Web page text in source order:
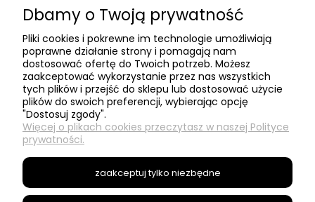
- Moje konto -
- Informacje -
- O nas -
Dbamy o Twoją prywatność
Pliki cookies i pokrewne im technologie umożliwiają
poprawne działanie strony i pomagają nam
dostosować ofertę do Twoich potrzeb. Możesz
zaakceptować wykorzystanie przez nas wszystkich
tych plików i przejść do sklepu lub dostosować użycie
plików do swoich preferencji, wybierając opcję
"Dostosuj zgody".
Więcej o plikach cookies przeczytasz w naszej Polityce
prywatności.
zaakceptuj tylko niezbędne